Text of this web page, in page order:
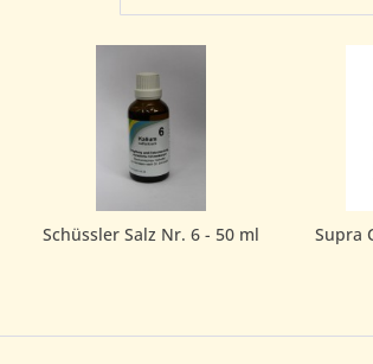
Schüssler Salz Nr. 6 - 50 ml
Supra